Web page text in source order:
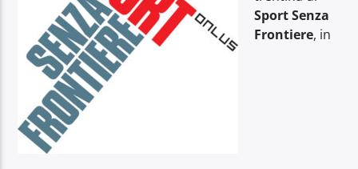
Radio Dolomiti
Sport Senza
Frontiere, in